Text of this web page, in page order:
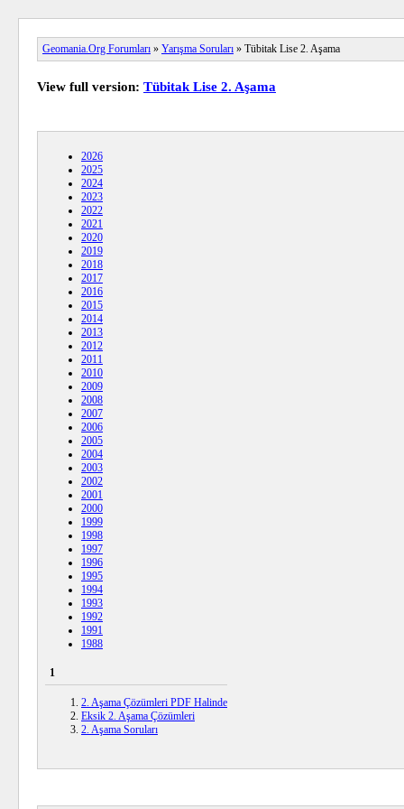
Geomania.Org Forumları » Yarışma Soruları » Tübitak Lise 2. Aşama
View full version: Tübitak Lise 2. Aşama
2026
2025
2024
2023
2022
2021
2020
2019
2018
2017
2016
2015
2014
2013
2012
2011
2010
2009
2008
2007
2006
2005
2004
2003
2002
2001
2000
1999
1998
1997
1996
1995
1994
1993
1992
1991
1988
1
2. Aşama Çözümleri PDF Halinde
Eksik 2. Aşama Çözümleri
2. Aşama Soruları